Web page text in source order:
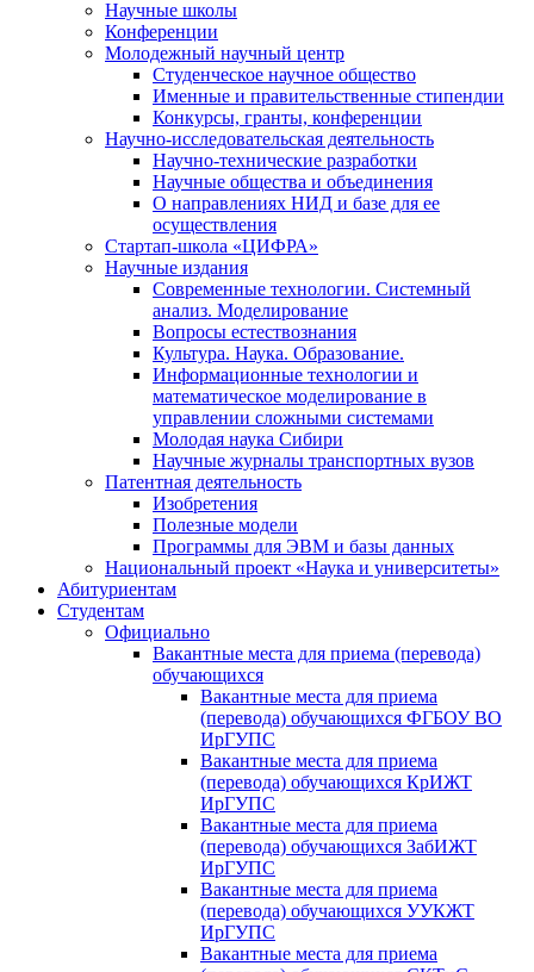
Научные школы
Конференции
Молодежный научный центр
Студенческое научное общество
Именные и правительственные стипендии
Конкурсы, гранты, конференции
Научно-исследовательская деятельность
Научно-технические разработки
Научные общества и объединения
О направлениях НИД и базе для ее
осуществления
Стартап-школа «ЦИФРА»
Научные издания
Современные технологии. Системный
анализ. Моделирование
Вопросы естествознания
Культура. Наука. Образование.
Информационные технологии и
математическое моделирование в
управлении сложными системами
Молодая наука Сибири
Научные журналы транспортных вузов
Патентная деятельность
Изобретения
Полезные модели
Программы для ЭВМ и базы данных
Национальный проект «Наука и университеты»
Абитуриентам
Студентам
Официально
Вакантные места для приема (перевода)
обучающихся
Вакантные места для приема
(перевода) обучающихся ФГБОУ ВО
ИрГУПС
Вакантные места для приема
(перевода) обучающихся КрИЖТ
ИрГУПС
Вакантные места для приема
(перевода) обучающихся ЗабИЖТ
ИрГУПС
Вакантные места для приема
(перевода) обучающихся УУКЖТ
ИрГУПС
Вакантные места для приема